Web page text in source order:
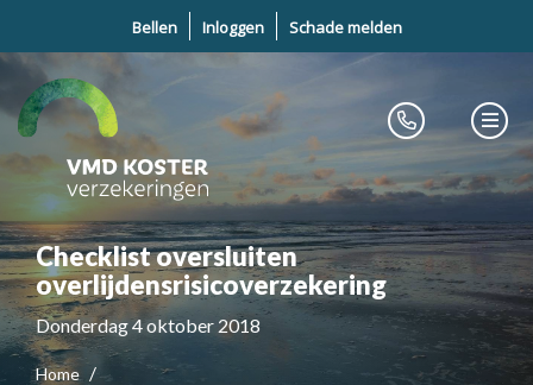
Bellen Inloggen Schade melden
Checklist oversluiten
overlijdensrisicoverzekering
Donderdag 4 oktober 2018
Home